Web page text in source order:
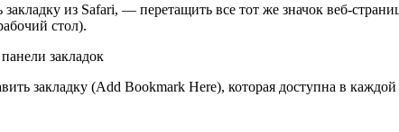
закладку из Safari, — перетащить все тот же значок веб-
стол).
закладку (Add Bookmark Here), которая доступна в каждой